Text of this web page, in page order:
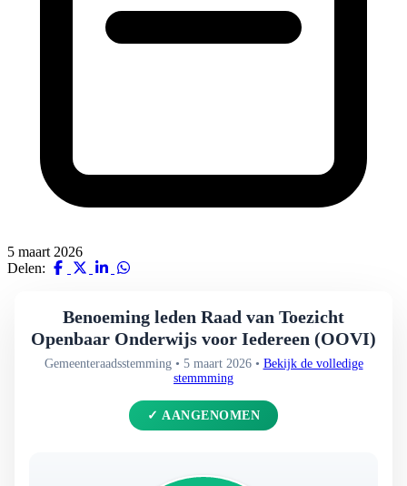
5 maart 2026
Delen:
Benoeming leden Raad van Toezicht
Openbaar Onderwijs voor Iedereen (OOVI)
Gemeenteraadsstemming • 5 maart 2026 • Bekijk de volledige
stemmming
✓ AANGENOMEN